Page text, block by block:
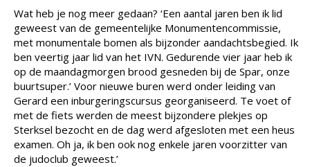
Wat heb je nog meer gedaan? ‘Een aantal jaren ben ik lid
geweest van de gemeentelijke Monumentencommissie,
met monumentale bomen als bijzonder aandachtsbegied. Ik
ben veertig jaar lid van het IVN. Gedurende vier jaar heb ik
op de maandagmorgen brood gesneden bij de Spar, onze
buurtsuper.’ Voor nieuwe buren werd onder leiding van
Gerard een inburgeringscursus georganiseerd. Te voet of
met de fiets werden de meest bijzondere plekjes op
Sterksel bezocht en de dag werd afgesloten met een heus
examen. Oh ja, ik ben ook nog enkele jaren voorzitter van
de judoclub geweest.’